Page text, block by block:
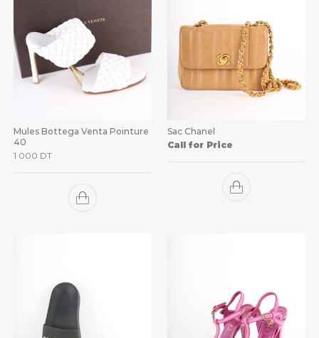
Mules Bottega Venta Pointure
40
1 000 DT
Sac Chanel
Call for Price